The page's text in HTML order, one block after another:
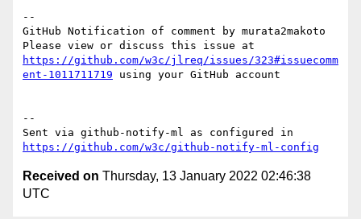
--
GitHub Notification of comment by murata2makoto
https://github.com/w3c/jlreq/issues/323#issuecomm
ent-1011711719 using your GitHub account
--
https://github.com/w3c/github-notify-ml-config
Received on Thursday, 13 January 2022 02:46:38
UTC